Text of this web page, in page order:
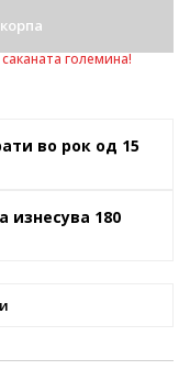
големина!
во рок од 15
изнесува 180